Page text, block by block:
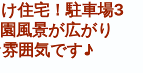
住宅！駐車場3
風景が広がり
囲気です♪